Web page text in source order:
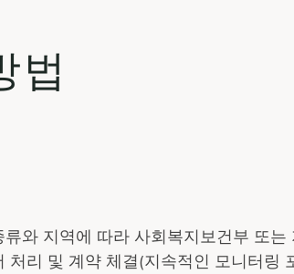
법
류와 지역에 따라 사회복지보건부 또는
처리 및 계약 체결(지속적인 모니터링